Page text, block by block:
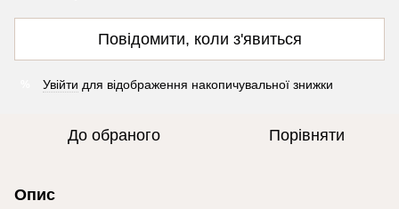
Повідомити, коли з'явиться
Увійти для відображення накопичувальної знижки
До обраного Порівняти
Опис